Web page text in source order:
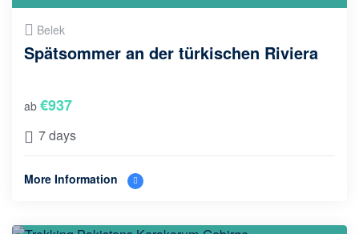
Belek
Spätsommer an der türkischen Riviera
ab €937
7 days
More Information